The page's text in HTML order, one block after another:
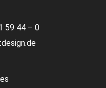
59 44 – 0